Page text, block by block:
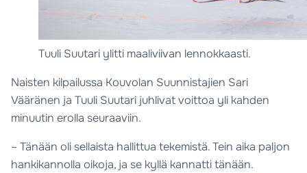
Tuuli Suutari ylitti maaliviivan lennokkaasti.
Naisten kilpailussa Kouvolan Suunnistajien Sari
Vääränen ja Tuuli Suutari juhlivat voittoa yli kahden
minuutin erolla seuraaviin.
– Tänään oli sellaista hallittua tekemistä. Tein aika paljon
hankikannolla oikoja, ja se kyllä kannatti tänään.